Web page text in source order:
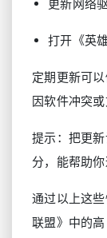
更新网络
打开《英
定期更新可
因软件冲突或
提示：把更
分，能帮助你
通过以上这
联盟》中的